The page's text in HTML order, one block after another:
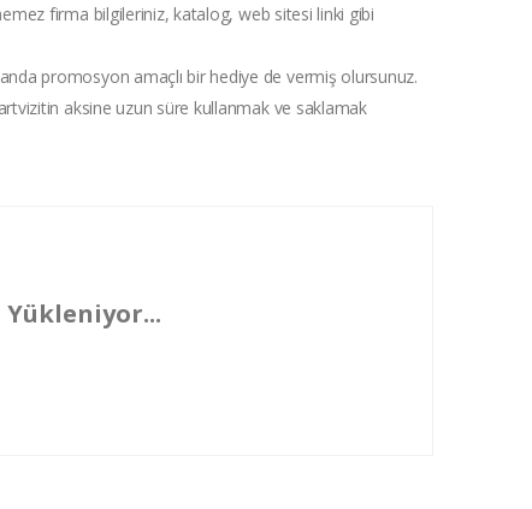
firma bilgileriniz, katalog, web sitesi linki gibi
promosyon amaçlı bir hediye de vermiş olursunuz.
aksine uzun süre kullanmak ve saklamak
Yükleniyor...